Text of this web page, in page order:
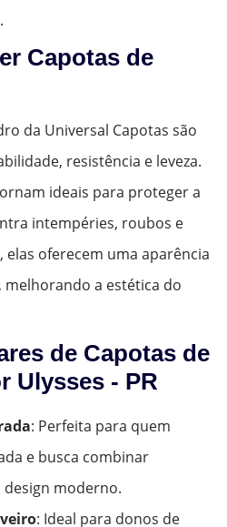
Capotas de
da Universal Capotas são
resistência e leveza.
ideais para proteger a
intempéries, roubos e
elas oferecem uma aparência
melhorando a estética do
de Capotas de
Ulysses - PR
: Perfeita para quem
e busca combinar
moderno.
: Ideal para donos de